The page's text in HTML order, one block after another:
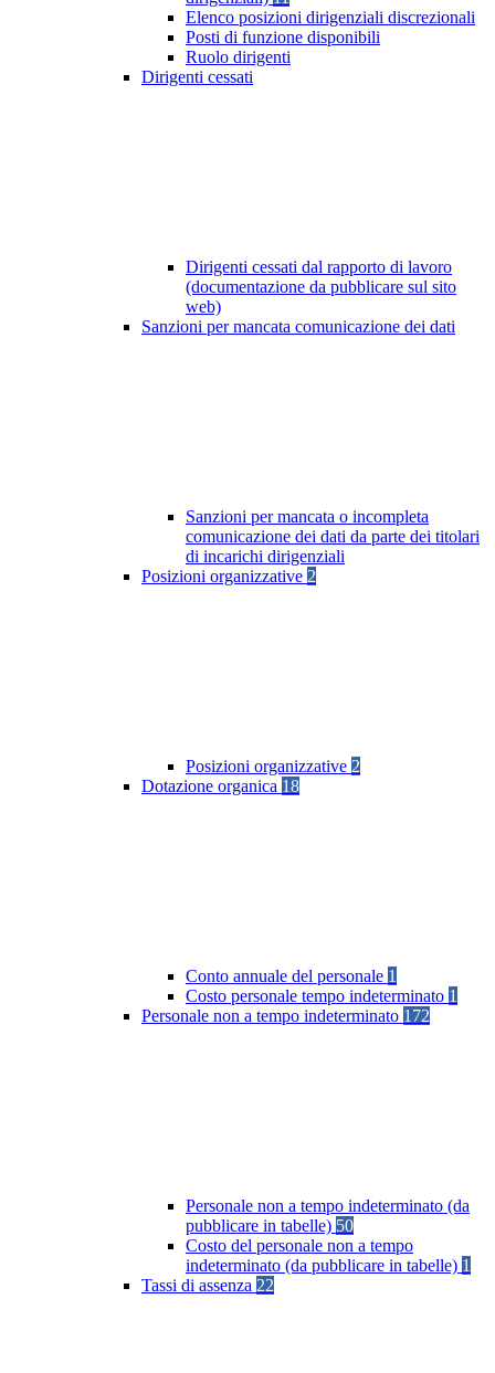
Elenco posizioni dirigenziali discrezionali
Posti di funzione disponibili
Ruolo dirigenti
Dirigenti cessati
Dirigenti cessati dal rapporto di lavoro
(documentazione da pubblicare sul sito
web)
Sanzioni per mancata comunicazione dei dati
Sanzioni per mancata o incompleta
comunicazione dei dati da parte dei titolari
di incarichi dirigenziali
Posizioni organizzative 2
Posizioni organizzative 2
Dotazione organica 18
Conto annuale del personale 1
Costo personale tempo indeterminato 1
Personale non a tempo indeterminato 172
Personale non a tempo indeterminato (da
pubblicare in tabelle) 50
Costo del personale non a tempo
indeterminato (da pubblicare in tabelle) 1
Tassi di assenza 22